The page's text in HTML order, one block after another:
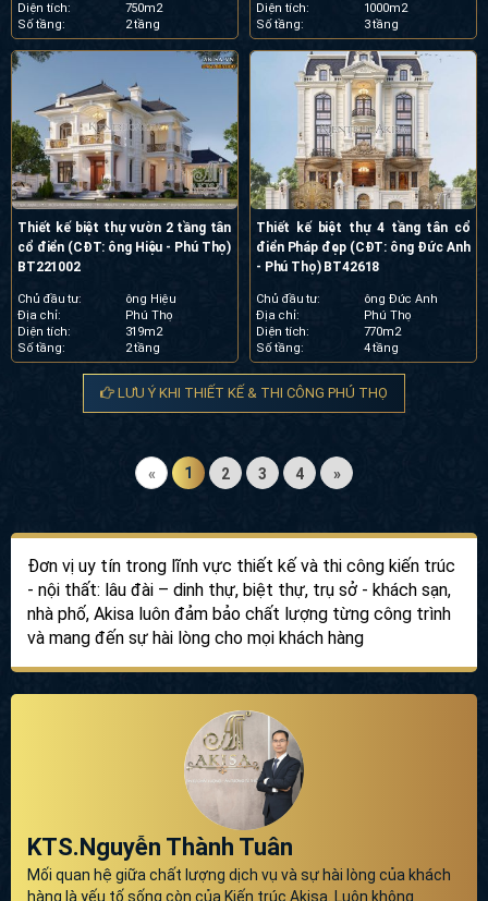
Diện tích:
750m2
Số tầng:
2 tầng
Diện tích:
1000m2
Số tầng:
3 tầng
Thiết kế biệt thự vườn 2 tầng tân
cổ điển (CĐT: ông Hiệu - Phú Thọ)
BT221002
Chủ đầu tư:
ông Hiệu
Địa chỉ:
Phú Thọ
Diện tích:
319m2
Số tầng:
2 tầng
Thiết kế biệt thự 4 tầng tân cổ
điển Pháp đẹp (CĐT: ông Đức Anh
- Phú Thọ) BT42618
Chủ đầu tư:
ông Đức Anh
Địa chỉ:
Phú Thọ
Diện tích:
770m2
Số tầng:
4 tầng
LƯU Ý KHI THIẾT KẾ & THI CÔNG PHÚ THỌ
« 1 2 3 4 »
Đơn vị uy tín trong lĩnh vực thiết kế và thi công kiến trúc
- nội thất: lâu đài – dinh thự, biệt thự, trụ sở - khách sạn,
nhà phố, Akisa luôn đảm bảo chất lượng từng công trình
và mang đến sự hài lòng cho mọi khách hàng
KTS.Nguyễn Thành Tuân
Mối quan hệ giữa chất lượng dịch vụ và sự hài lòng của khách
hàng là yếu tố sống còn của Kiến trúc Akisa. Luôn không